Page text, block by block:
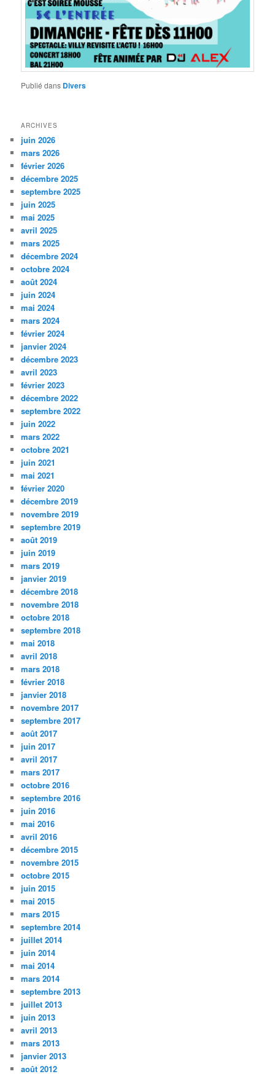
Publié dans Divers
ARCHIVES
juin 2026
mars 2026
février 2026
décembre 2025
septembre 2025
juin 2025
mai 2025
avril 2025
mars 2025
décembre 2024
octobre 2024
août 2024
juin 2024
mai 2024
mars 2024
février 2024
janvier 2024
décembre 2023
avril 2023
février 2023
décembre 2022
septembre 2022
juin 2022
mars 2022
octobre 2021
juin 2021
mai 2021
février 2020
décembre 2019
novembre 2019
septembre 2019
août 2019
juin 2019
mars 2019
janvier 2019
décembre 2018
novembre 2018
octobre 2018
septembre 2018
mai 2018
avril 2018
mars 2018
février 2018
janvier 2018
novembre 2017
septembre 2017
août 2017
juin 2017
avril 2017
mars 2017
octobre 2016
septembre 2016
juin 2016
mai 2016
avril 2016
décembre 2015
novembre 2015
octobre 2015
juin 2015
mai 2015
mars 2015
septembre 2014
juillet 2014
juin 2014
mai 2014
mars 2014
septembre 2013
juillet 2013
juin 2013
avril 2013
mars 2013
janvier 2013
août 2012